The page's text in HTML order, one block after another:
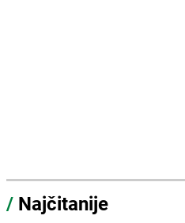
/ Najčitanije